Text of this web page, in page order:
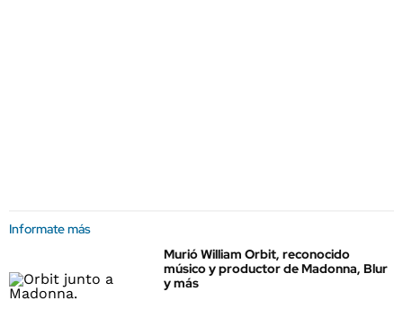
Informate más
Murió William Orbit, reconocido
músico y productor de Madonna, Blur
y más